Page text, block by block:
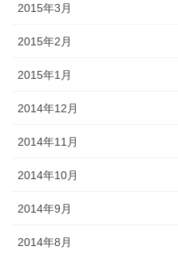
2015年3月
2015年2月
2015年1月
2014年12月
2014年11月
2014年10月
2014年9月
2014年8月